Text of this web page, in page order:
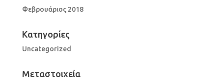
Φεβρουάριος 2018
Kατηγορίες
Uncategorized
Μεταστοιχεία